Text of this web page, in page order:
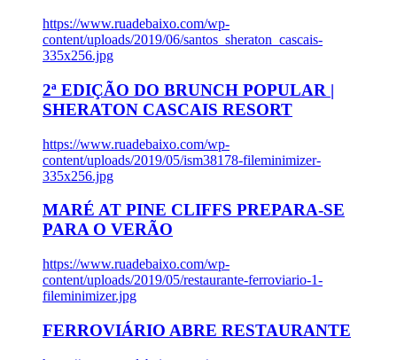
https://www.ruadebaixo.com/wp-
content/uploads/2019/06/santos_sheraton_cascais-
335x256.jpg
2ª EDIÇÃO DO BRUNCH POPULAR |
SHERATON CASCAIS RESORT
https://www.ruadebaixo.com/wp-
content/uploads/2019/05/ism38178-fileminimizer-
335x256.jpg
MARÉ AT PINE CLIFFS PREPARA-SE
PARA O VERÃO
https://www.ruadebaixo.com/wp-
content/uploads/2019/05/restaurante-ferroviario-1-
fileminimizer.jpg
FERROVIÁRIO ABRE RESTAURANTE